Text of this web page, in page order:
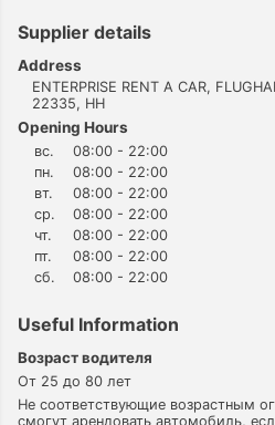
Supplier details
Address
ENTERPRISE RENT A CAR,
22335, HH
Opening Hours
вс.
08:00 - 22:00
пн.
08:00 - 22:00
вт.
08:00 - 22:00
ср.
08:00 - 22:00
чт.
08:00 - 22:00
пт.
08:00 - 22:00
сб.
08:00 - 22:00
Useful Information
Возраст водителя
От 25 до 80 лет
Не соответствующие возрастным
смогут арендовать автомобиль,